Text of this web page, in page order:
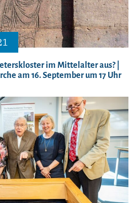
im Mittelalter aus? |
am 16. September um 17 Uhr